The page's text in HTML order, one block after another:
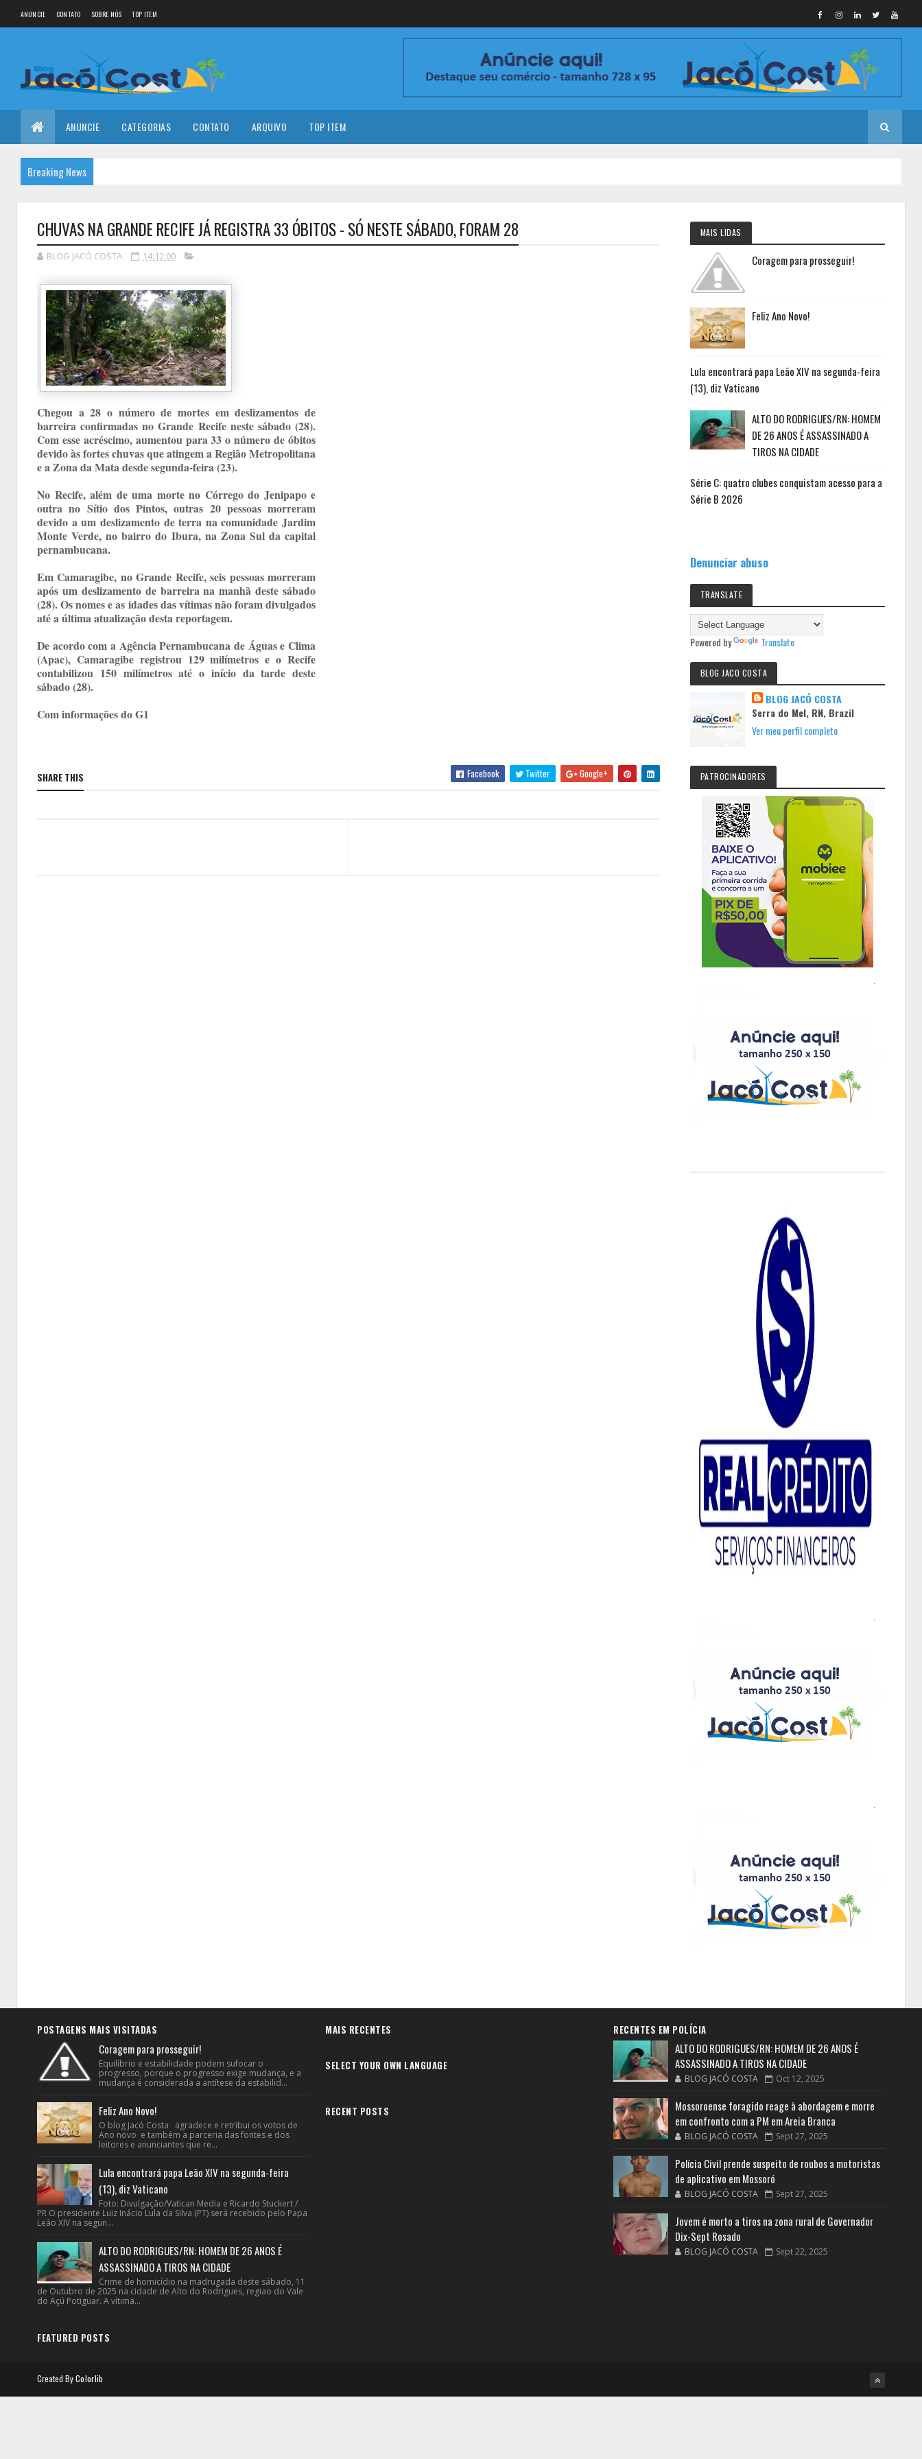
ANUNCIE CONTATO SOBRE NÓS TOP ITEM
ANUNCIE CATEGORIAS CONTATO ARQUIVO TOP ITEM
Breaking News
CHUVAS NA GRANDE RECIFE JÁ REGISTRA 33 ÓBITOS - SÓ NESTE SÁBADO, FORAM 28
BLOG JACÓ COSTA 14:12:00
Chegou a 28 o número de mortes em deslizamentos de
barreira confirmadas no Grande Recife neste sábado (28).
Com esse acréscimo, aumentou para 33 o número de óbitos
devido às fortes chuvas que atingem a Região Metropolitana
e a Zona da Mata desde segunda-feira (23).
No Recife, além de uma morte no Córrego do Jenipapo e
outra no Sítio dos Pintos, outras 20 pessoas morreram
devido a um deslizamento de terra na comunidade Jardim
Monte Verde, no bairro do Ibura, na Zona Sul da capital
pernambucana.
Em Camaragibe, no Grande Recife, seis pessoas morreram
após um deslizamento de barreira na manhã deste sábado
(28). Os nomes e as idades das vítimas não foram divulgados
até a última atualização desta reportagem.
De acordo com a Agência Pernambucana de Águas e Clima
(Apac), Camaragibe registrou 129 milímetros e o Recife
contabilizou 150 milímetros até o início da tarde deste
sábado (28).
Com informações do G1
SHARE THIS Facebook Twitter Google+
MAIS LIDAS
Coragem para prosseguir!
Feliz Ano Novo!
Lula encontrará papa Leão XIV na segunda-feira
(13), diz Vaticano
ALTO DO RODRIGUES/RN: HOMEM
DE 26 ANOS É ASSASSINADO A
TIROS NA CIDADE
Série C: quatro clubes conquistam acesso para a
Série B 2026
Denunciar abuso
TRANSLATE
Powered by Translate
BLOG JACO COSTA
BLOG JACÓ COSTA
Serra do Mel, RN, Brazil
Ver meu perfil completo
PATROCINADORES
POSTAGENS MAIS VISITADAS
Coragem para prosseguir!
Equilíbrio e estabilidade podem sufocar o
progresso, porque o progresso exige mudança, e a
mudança é considerada a antítese da estabilid...
Feliz Ano Novo!
O blog Jacó Costa agradece e retribui os votos de
Ano novo e também a parceria das fontes e dos
leitores e anunciantes que re...
Lula encontrará papa Leão XIV na segunda-feira
(13), diz Vaticano
Foto: Divulgação/Vatican Media e Ricardo Stuckert /
PR O presidente Luiz Inácio Lula da Silva (PT) será recebido pelo Papa
Leão XIV na segun...
ALTO DO RODRIGUES/RN: HOMEM DE 26 ANOS É
ASSASSINADO A TIROS NA CIDADE
Crime de homicídio na madrugada deste sábado, 11
de Outubro de 2025 na cidade de Alto do Rodrigues, regiao do Vale
do Açú Potiguar. A vítima...
FEATURED POSTS
MAIS RECENTES
SELECT YOUR OWN LANGUAGE
RECENT POSTS
RECENTES EM POLÍCIA
ALTO DO RODRIGUES/RN: HOMEM DE 26 ANOS É
ASSASSINADO A TIROS NA CIDADE
BLOG JACÓ COSTA Oct 12, 2025
Mossoroense foragido reage à abordagem e morre
em confronto com a PM em Areia Branca
BLOG JACÓ COSTA Sept 27, 2025
Polícia Civil prende suspeito de roubos a motoristas
de aplicativo em Mossoró
BLOG JACÓ COSTA Sept 27, 2025
Jovem é morto a tiros na zona rural de Governador
Dix-Sept Rosado
BLOG JACÓ COSTA Sept 22, 2025
Created ByColorlib